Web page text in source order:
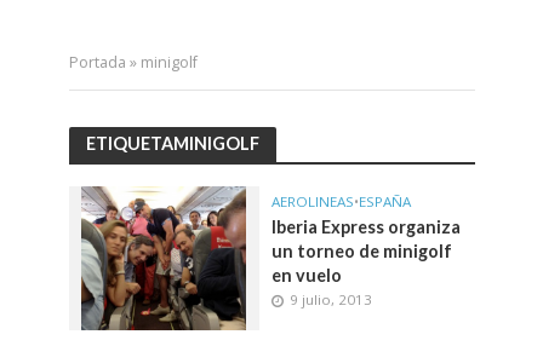
Portada » minigolf
ETIQUETAMINIGOLF
AEROLINEAS•ESPAÑA
Iberia Express organiza
un torneo de minigolf
en vuelo
9 julio, 2013